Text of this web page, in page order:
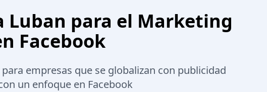
Luban para el Marketing
Facebook
empresas que se globalizan con publicidad
un enfoque en Facebook